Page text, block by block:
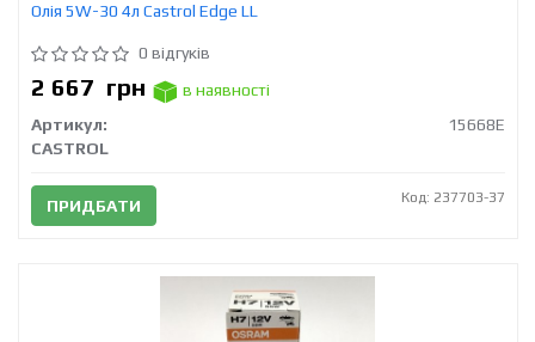
Олія 5W-30 4л Castrol Edge LL
0 відгуків
2 667 грн
в наявності
Артикул:
15668E
CASTROL
ПРИДБАТИ Код: 237703-37